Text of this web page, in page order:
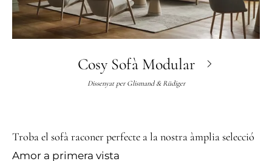
Cosy Sofà Modular
Dissenyat per Glismand & Rüdiger
Troba el sofà raconer perfecte a la nostra àmplia selecció
Amor a primera vista